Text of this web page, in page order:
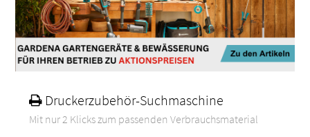
Druckerzubehör-Suchmaschine
Mit nur 2 Klicks zum passenden Verbrauchsmaterial